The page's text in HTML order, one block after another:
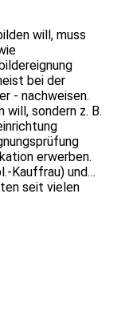
will, muss
bei der
- nachweisen.
will, sondern z. B.
erwerben.
Kauffrau) und
seit vielen
praktische
dem Kurs